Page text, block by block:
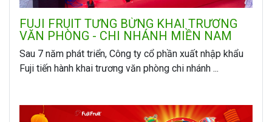
FUJI FRUIT TƯNG BỪNG KHAI TRƯƠNG
VĂN PHÒNG - CHI NHÁNH MIỀN NAM
Sau 7 năm phát triển, Công ty cổ phần xuất nhập khẩu
Fuji tiến hành khai trương văn phòng chi nhánh ...